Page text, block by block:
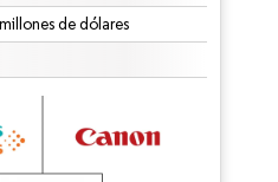
de dólares